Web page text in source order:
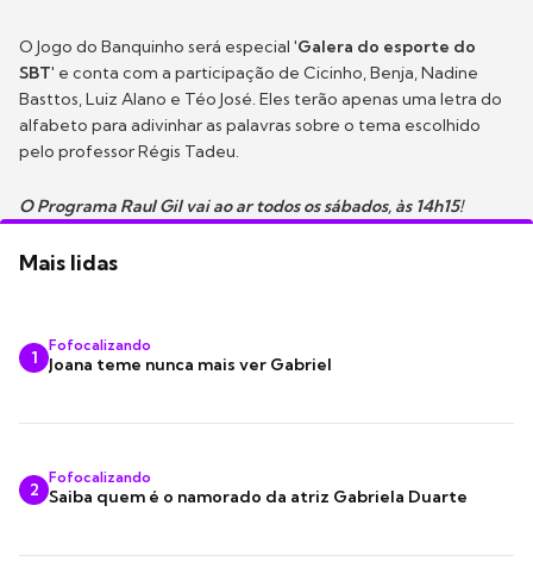
O Jogo do Banquinho será especial 'Galera do esporte do
SBT' e conta com a participação de Cicinho, Benja, Nadine
Basttos, Luiz Alano e Téo José. Eles terão apenas uma letra do
alfabeto para adivinhar as palavras sobre o tema escolhido
pelo professor Régis Tadeu.
O Programa Raul Gil vai ao ar todos os sábados, às 14h15!
Mais lidas
1
Fofocalizando
Joana teme nunca mais ver Gabriel
2
Fofocalizando
Saiba quem é o namorado da atriz Gabriela Duarte